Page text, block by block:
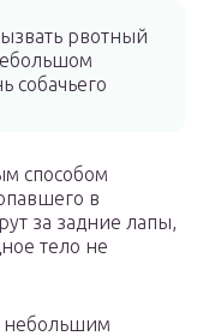
рвотный
собачьего
способом
в
за задние лапы,
тело не
небольшим